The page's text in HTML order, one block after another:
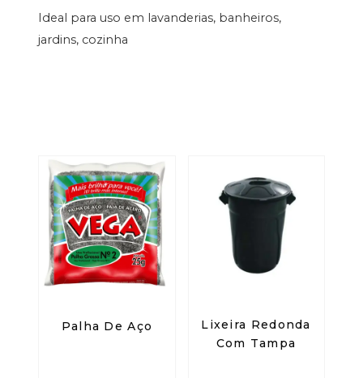
Ideal para uso em lavanderias, banheiros,
jardins, cozinha
Palha De Aço
Lixeira Redonda
Com Tampa